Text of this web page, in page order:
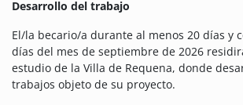
Desarrollo del trabajo
El/la becario/a durante al menos 20 días y
días del mes de septiembre de 2026
estudio de la Villa de Requena, donde
trabajos objeto de su proyecto.